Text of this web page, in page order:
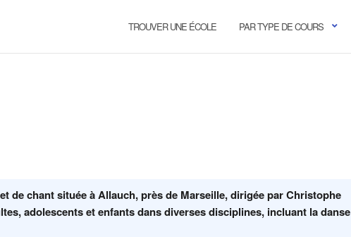
TROUVER UNE ÉCOLE PAR TYPE DE COURS
de chant située à Allauch, près de Marseille, dirigée par Christophe
adolescents et enfants dans diverses disciplines, incluant la danse